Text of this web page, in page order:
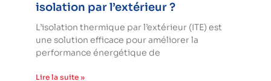
isolation par l’extérieur ?
L’isolation thermique par l’extérieur (ITE) est
une solution efficace pour améliorer la
performance énergétique de
Lire la suite »